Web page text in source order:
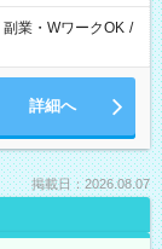
副業・WワークOK /
詳細へ
掲載日：2026.08.07